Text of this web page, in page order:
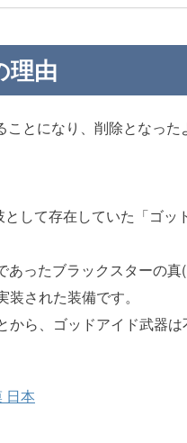
理由
とになり、削除となった
して存在していた「ゴッ
ったブラックスターの真
された装備です。
から、ゴッドアイド武器は
日本